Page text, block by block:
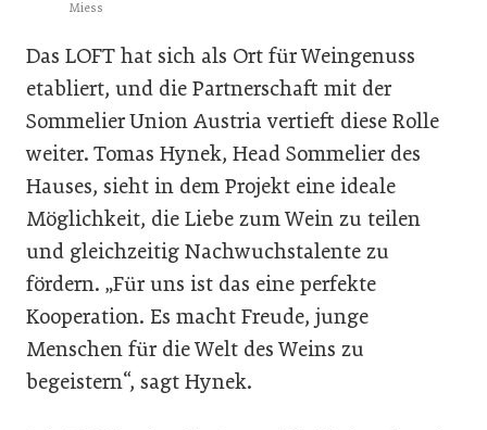
Miess
Das LOFT hat sich als Ort für Weingenuss
etabliert, und die Partnerschaft mit der
Sommelier Union Austria vertieft diese Rolle
weiter. Tomas Hynek, Head Sommelier des
Hauses, sieht in dem Projekt eine ideale
Möglichkeit, die Liebe zum Wein zu teilen
und gleichzeitig Nachwuchstalente zu
fördern. „Für uns ist das eine perfekte
Kooperation. Es macht Freude, junge
Menschen für die Welt des Weins zu
begeistern“, sagt Hynek.